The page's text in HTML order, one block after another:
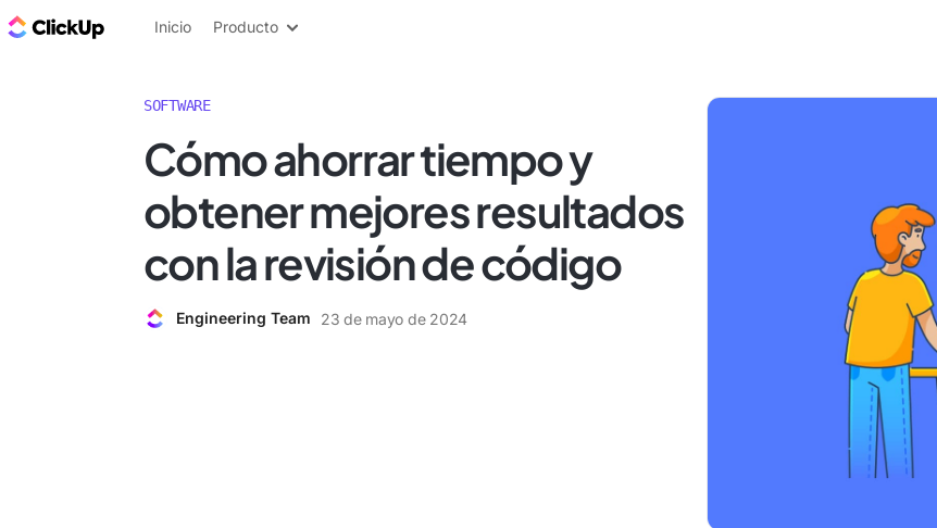
ClickUp Blog
Inicio Producto
SOFTWARE
Cómo ahorrar tiempo y
obtener mejores resultados
con la revisión de código
Engineering Team 23 de mayo de 2024